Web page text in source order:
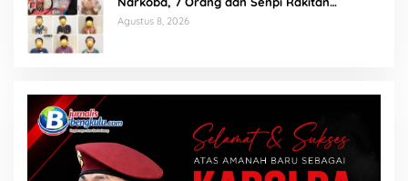
Diamankan
Agustus 8, 2026